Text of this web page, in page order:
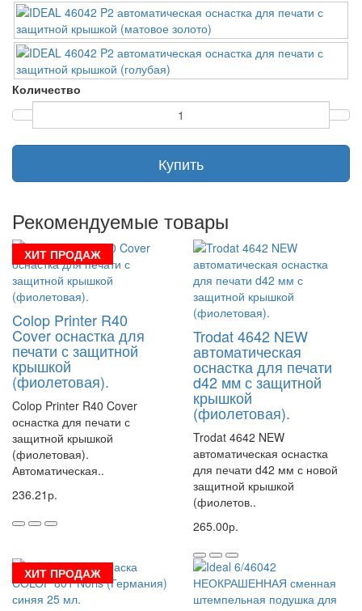
Количество
Купить
Рекомендуемые товары
ХИТ ПРОДАЖ
Colop Printer R40
Cover оснастка для
печати с защитной
крышкой
(фиолетовая).
Colop Printer R40 Cover
оснастка для печати с
защитной крышкой
(фиолетовая).
Автоматическая..
236.21р.
Trodat 4642 NEW
автоматическая
оснастка для печати
d42 мм с защитной
крышкой
(фиолетовая).
Trodat 4642 NEW
автоматическая оснастка
для печати d42 мм с новой
защитной крышкой
(фиолетов..
265.00р.
ХИТ ПРОДАЖ